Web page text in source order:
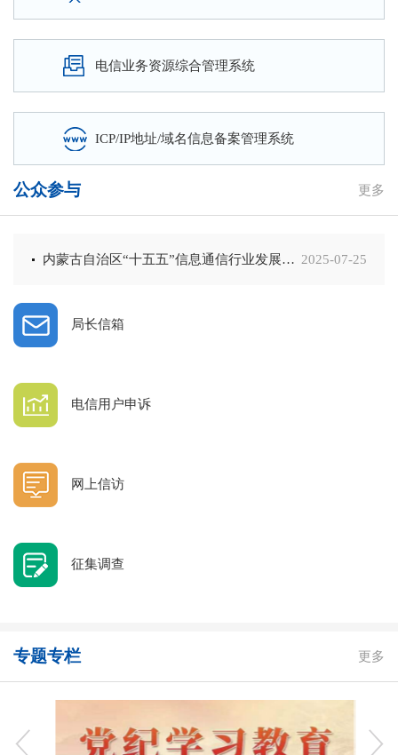
电信业务资源综合管理系统
ICP/IP地址/域名信息备案管理系统
公众参与 更多
2025-07-25
内蒙古自治区“十五五”信息通信行业发展规划意见建议公开征集
局长信箱
电信用户申诉
网上信访
征集调查
专题专栏 更多